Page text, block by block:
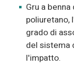
Gru a
poliuretano,
grado di
del sistema
l'impatto.